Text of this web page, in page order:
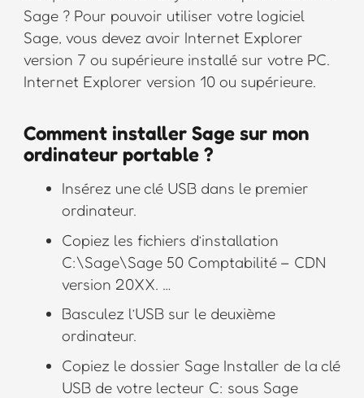
Sage ? Pour pouvoir utiliser votre logiciel
Sage, vous devez avoir Internet Explorer
version 7 ou supérieure installé sur votre PC.
Internet Explorer version 10 ou supérieure.
Comment installer Sage sur mon
ordinateur portable ?
Insérez une clé USB dans le premier
ordinateur.
Copiez les fichiers d’installation
C:\Sage\Sage 50 Comptabilité – CDN
version 20XX. …
Basculez l’USB sur le deuxième
ordinateur.
Copiez le dossier Sage Installer de la clé
USB de votre lecteur C: sous Sage